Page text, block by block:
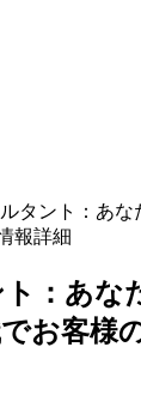
タント：あ
報詳細
：あ
お客様